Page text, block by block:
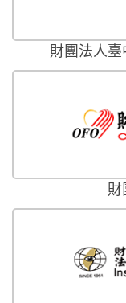
財團法人
財